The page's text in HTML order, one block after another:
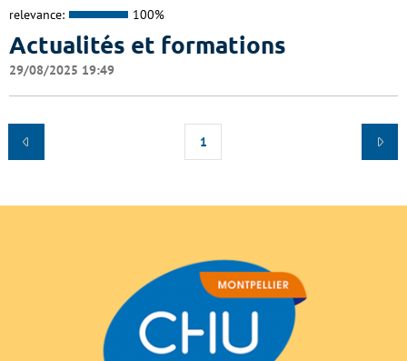
relevance: 100%
Actualités et formations
29/08/2025 19:49
1